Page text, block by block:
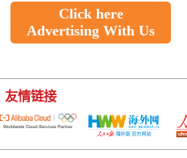
Click here
Advertising With Us
友情链接